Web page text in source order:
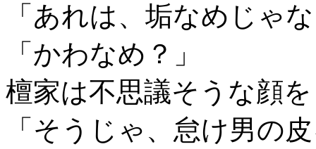
「あれは、垢なめじゃ
「かわなめ？」
檀家は不思議そうな顔
「そうじゃ、怠け男の